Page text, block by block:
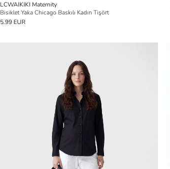
LCWAIKIKI Maternity
Bisiklet Yaka Chicago Baskılı Kadın Tişört
5.99 EUR